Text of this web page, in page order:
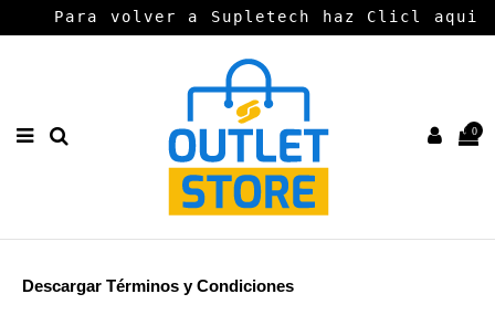
Para volver a Supletech haz Clicl aqui
0
Descargar Términos y Condiciones